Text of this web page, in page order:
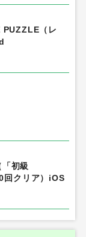
PUZZLE（レ
初級
回クリア）iOS